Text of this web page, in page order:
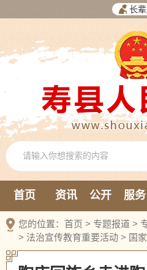
长
首页 资讯 公开 服务
新媒体
您的位置： 首页 > 专题报道 >
> 法治宣传教育重要活动 > 国